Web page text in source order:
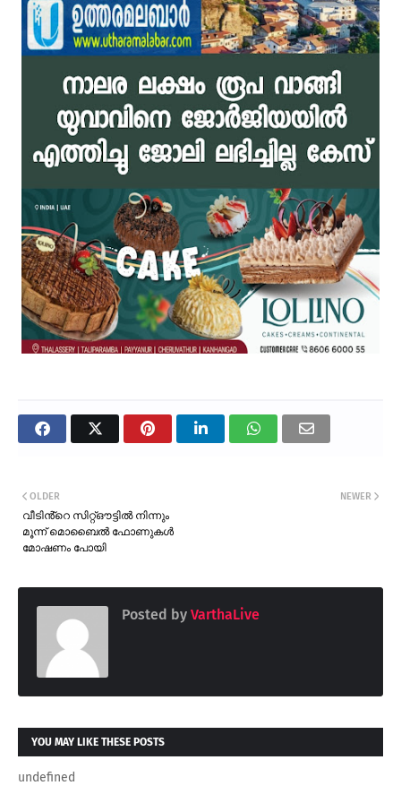
NEWER
OLDER
വീടിൻ്റെ സിറ്റ്ഔട്ടിൽ നിന്നും
മൂന്ന് മൊബൈൽ ഫോണുകൾ
മോഷണം പോയി
Posted by VarthaLive
YOU MAY LIKE THESE POSTS
undefined